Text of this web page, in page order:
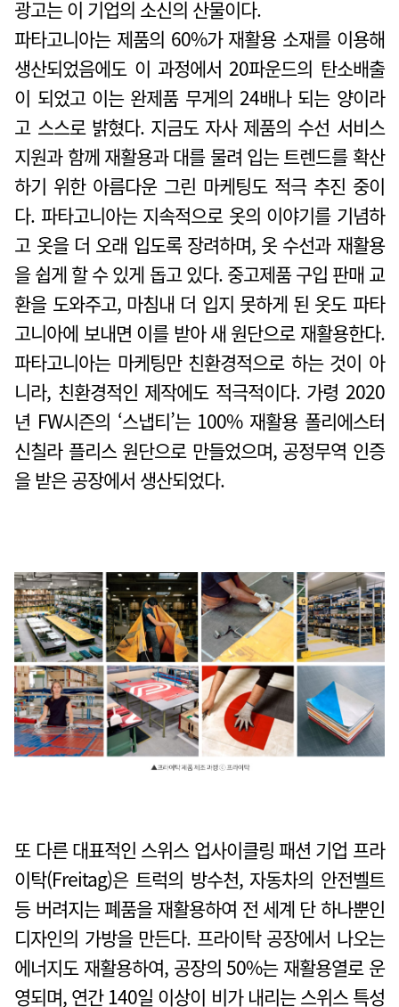
광고는 이 기업의 소신의 산물이다.
파타고니아는 제품의 60%가 재활용 소재를 이용해
생산되었음에도 이 과정에서 20파운드의 탄소배출
이 되었고 이는 완제품 무게의 24배나 되는 양이라
고 스스로 밝혔다. 지금도 자사 제품의 수선 서비스
지원과 함께 재활용과 대를 물려 입는 트렌드를 확산
하기 위한 아름다운 그린 마케팅도 적극 추진 중이
다. 파타고니아는 지속적으로 옷의 이야기를 기념하
고 옷을 더 오래 입도록 장려하며, 옷 수선과 재활용
을 쉽게 할 수 있게 돕고 있다. 중고제품 구입 판매 교
환을 도와주고, 마침내 더 입지 못하게 된 옷도 파타
고니아에 보내면 이를 받아 새 원단으로 재활용한다.
파타고니아는 마케팅만 친환경적으로 하는 것이 아
니라, 친환경적인 제작에도 적극적이다. 가령 2020
년 FW시즌의 ‘스냅티’는 100% 재활용 폴리에스터
신칠라 플리스 원단으로 만들었으며, 공정무역 인증
을 받은 공장에서 생산되었다.
또 다른 대표적인 스위스 업사이클링 패션 기업 프라
이탁(Freitag)은 트럭의 방수천, 자동차의 안전벨트
등 버려지는 폐품을 재활용하여 전 세계 단 하나뿐인
디자인의 가방을 만든다. 프라이탁 공장에서 나오는
에너지도 재활용하여, 공장의 50%는 재활용열로 운
영되며, 연간 140일 이상이 비가 내리는 스위스 특성